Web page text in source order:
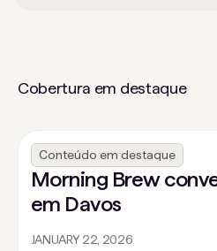
Cobertura em destaque
Conteúdo em destaque
Morning Brew
em Davos
JANUARY 22, 2026